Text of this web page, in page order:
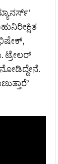
ಟ್ರೇಲರ್‌